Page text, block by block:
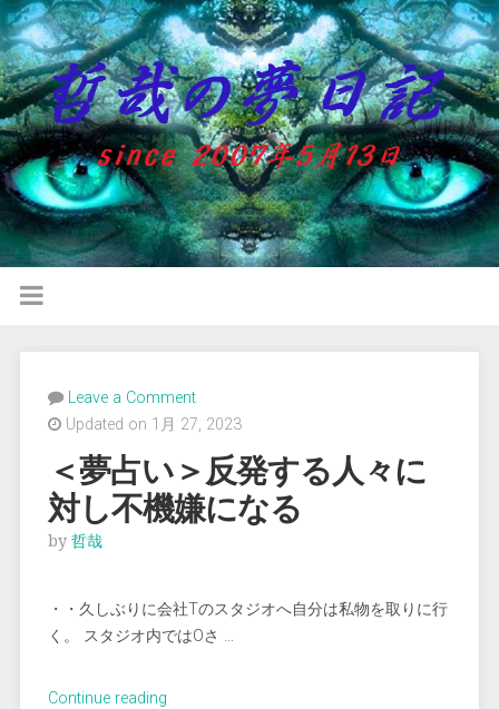
Leave a Comment
Updated on 1月 27, 2023
＜夢占い＞反発する人々に
対し不機嫌になる
by 哲哉
・・久しぶりに会社Tのスタジオへ自分は私物を取りに行
く。 スタジオ内ではOさ …
Continue reading“＜